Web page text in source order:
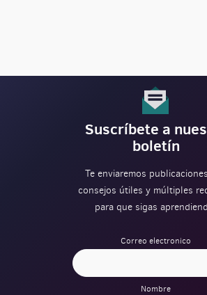
Suscríbete a
boletín
Te enviaremos
consejos útiles y múltiples
para que sigas
Correo electronico
Nombre